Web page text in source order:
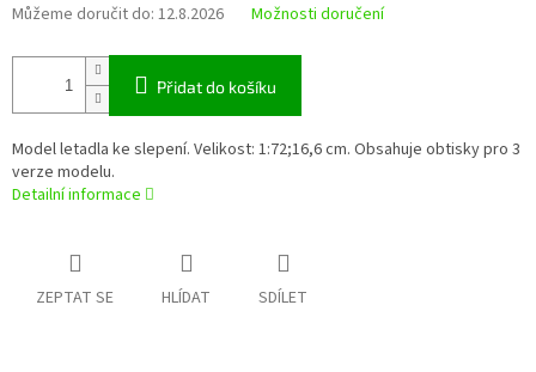
Můžeme doručit do: 12.8.2026 Možnosti doručení
Přidat do košíku
Model letadla ke slepení. Velikost: 1:72;16,6 cm. Obsahuje obtisky pro 3
verze modelu.
Detailní informace
ZEPTAT SE HLÍDAT SDÍLET